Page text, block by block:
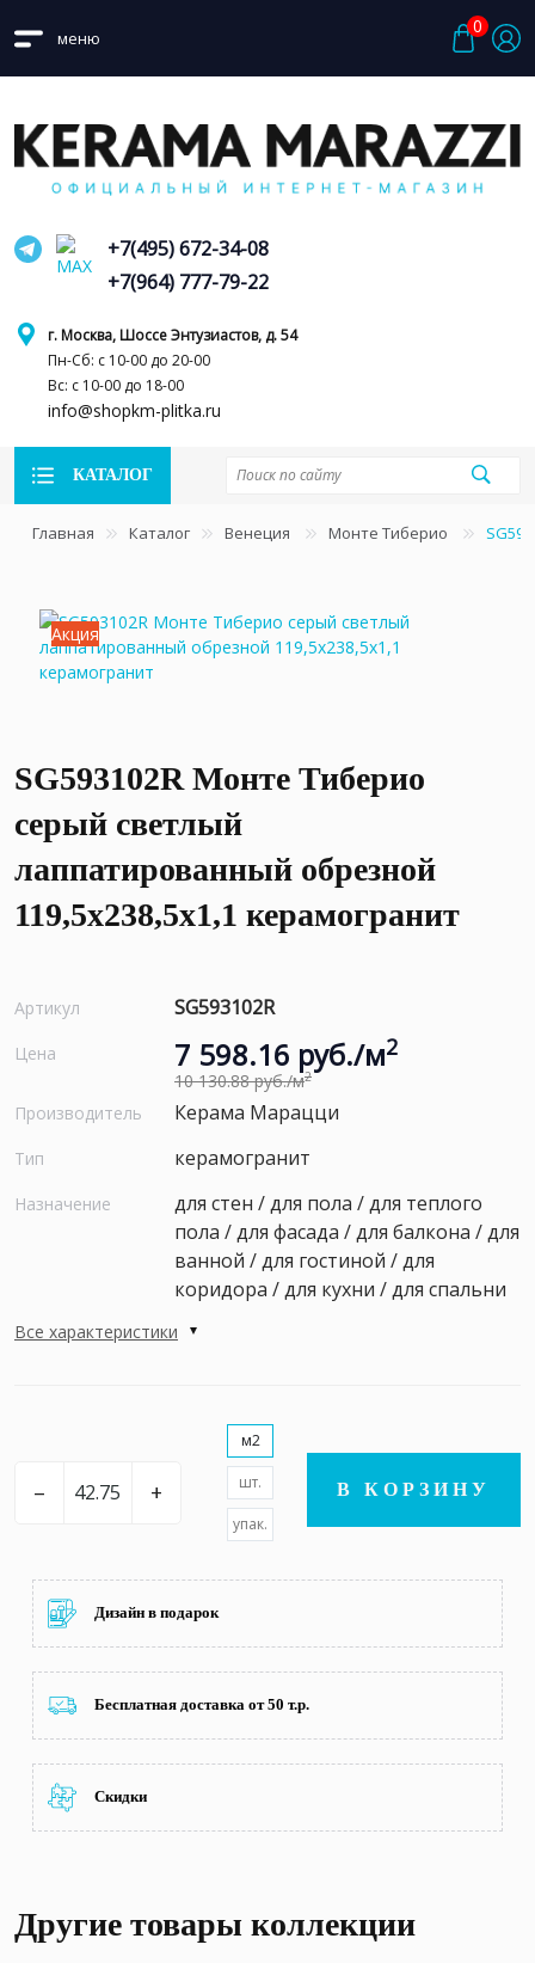
меню
0
г. Москва, Шоссе Энтузиастов, д. 54
Пн-Сб: с 10-00 до 20-00
Вс: с 10-00 до 18-00
info@shopkm-plitka.ru
+7(495) 672-34-08
+7(964) 777-79-22
КАТАЛОГ
Главная Каталог Венеция Монте Тиберио
Акция
SG593102R Монте Тиберио
серый светлый
лаппатированный обрезной
119,5x238,5x1,1 керамогранит
Артикул SG593102R
Цена 7 598.16 руб./м2
10 130.88 руб./м2
Производитель Керама Марацци
Тип керамогранит
Назначение
для стен / для пола / для теплого
пола / для фасада / для балкона / для
ванной / для гостиной / для
коридора / для кухни / для спальни
Все характеристики
– +
м2
шт.
упак.
В КОРЗИНУ
Дизайн в подарок
Бесплатная доставка от 50 т.р.
Скидки
Другие товары коллекции